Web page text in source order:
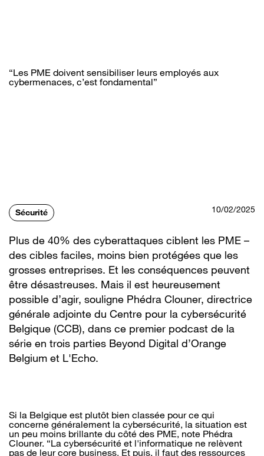
“Les PME doivent sensibiliser leurs employés aux
cybermenaces, c’est fondamental”
Sécurité 10/02/2025
Plus de 40% des cyberattaques ciblent les PME –
des cibles faciles, moins bien protégées que les
grosses entreprises. Et les conséquences peuvent
être désastreuses. Mais il est heureusement
possible d’agir, souligne Phédra Clouner, directrice
générale adjointe du Centre pour la cybersécurité
Belgique (CCB), dans ce premier podcast de la
série en trois parties Beyond Digital d’Orange
Belgium et L'Echo.
Si la Belgique est plutôt bien classée pour ce qui
concerne généralement la cybersécurité, la situation est
un peu moins brillante du côté des PME, note Phédra
Clouner. “La cybersécurité et l'informatique ne relèvent
pas de leur core business. Et puis, il faut des ressources